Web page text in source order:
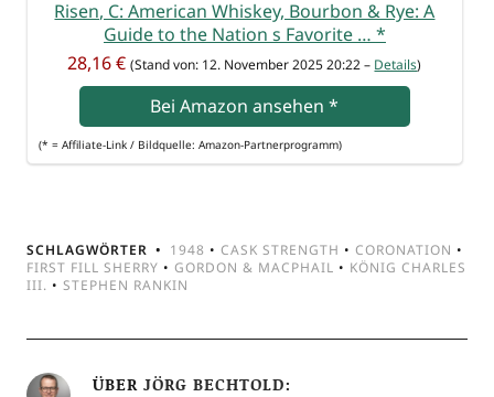
Risen, C: Ame­ri­can Whis­key, Bour­bon & Rye: A
Gui­de to the Nati­on s Favo­ri­te … *
28,16 € (Stand von: 12. Novem­ber 2025 20:22 – Details)
Bei Ama­zon anse­hen*
(* = Affi­lia­te-Link / Bild­quel­le: Amazon-Partnerprogramm)
SCHLAGWÖRTER 1948 • CASK STRENGTH • CORONATION •
FIRST FILL SHERRY • GORDON & MACPHAIL • KÖNIG CHARLES
III. • STEPHEN RANKIN
ÜBER JÖRG BECHTOLD